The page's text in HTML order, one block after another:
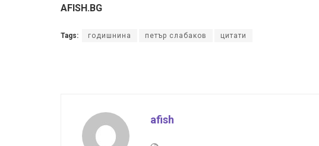
AFISH.BG
Tags: годишнина петър слабаков цитати
afish